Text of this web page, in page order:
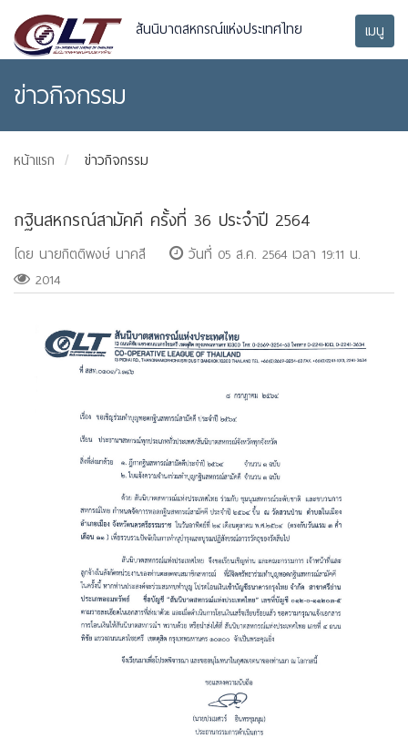
สันนิบาตสหกรณ์แห่งประเทศไทย เมนู
ข่าวกิจกรรม
หน้าแรก ข่าวกิจกรรม
กฐินสหกรณ์สามัคคี ครั้งที่ 36 ประจำปี 2564
โดย นายกิตติพงษ์ นาคสี
วันที่ 05 ส.ค. 2564 เวลา 19:11 น.
2014